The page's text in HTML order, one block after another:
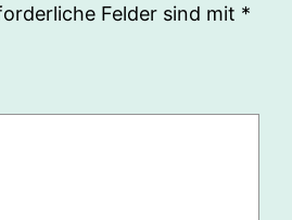
Felder sind mit *